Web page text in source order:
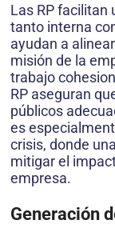
Las RP facilitan
tanto interna
ayudan a
misión de la
trabajo
RP aseguran
públicos
es
crisis, donde
mitigar el
empresa.
Generación